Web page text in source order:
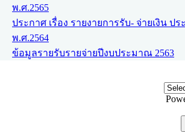
พ.ศ.2565
ประกาศ เรื่อง รายงายการรับ- จ่ายเงิน ป
พ.ศ.2564
ข้อมูลรายรับรายจ่ายปีงบประมาณ 2563